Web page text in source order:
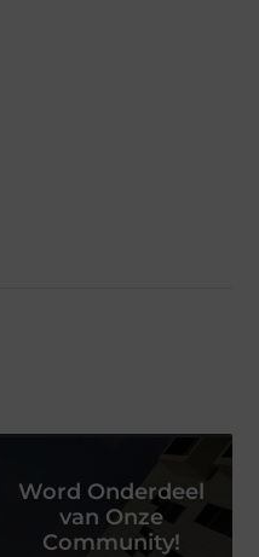
Word Onderdeel
van Onze
Community!